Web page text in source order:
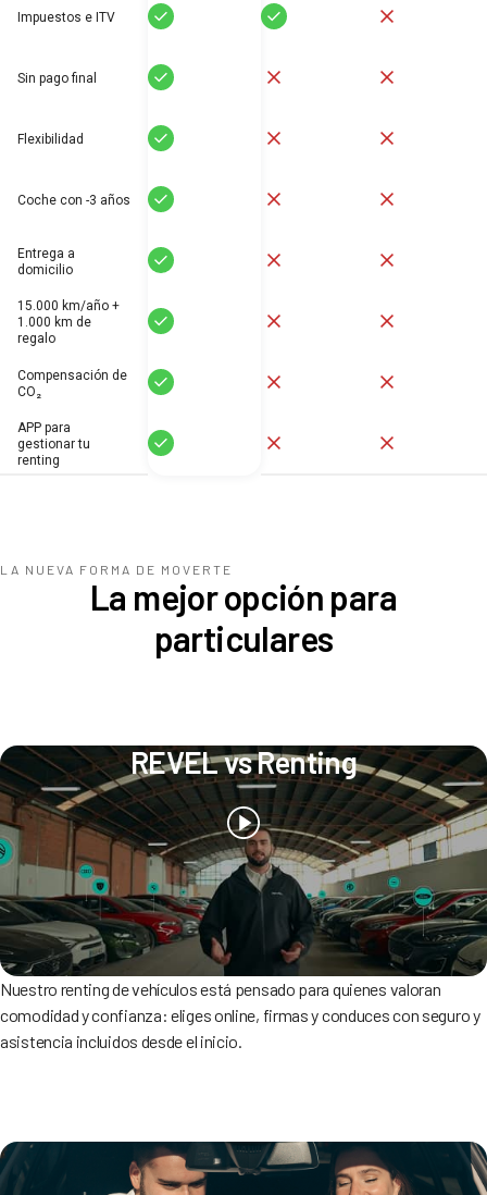
Impuestos e ITV Sí Sí
Sin pago final Sí
Flexibilidad Sí
Coche con -3 años Sí
Entrega a
domicilio
Sí
15.000 km/año +
1.000 km de
regalo
Sí
Compensación de
CO₂
Sí
APP para
gestionar tu
renting
Sí
LA NUEVA FORMA DE MOVERTE
La mejor opción para
particulares
REVEL vs Renting
Nuestro renting de vehículos está pensado para quienes valoran
comodidad y confianza: eliges online, firmas y conduces con seguro y
asistencia incluidos desde el inicio.